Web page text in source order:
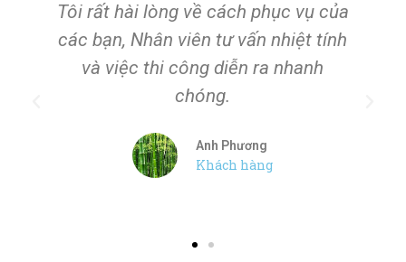
Tôi cảm thấy rất thoải mái sau
những giờ làm việc vất vả, được tận
hưởng không khí trong lành trong
ngôi nhà của mình. Các bạn làm rất
Chị Hòa